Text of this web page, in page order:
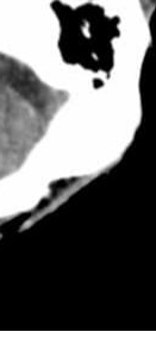
減輕這些醫師
生的工作效率。
Tensor Core
，以高達
情況，這是一